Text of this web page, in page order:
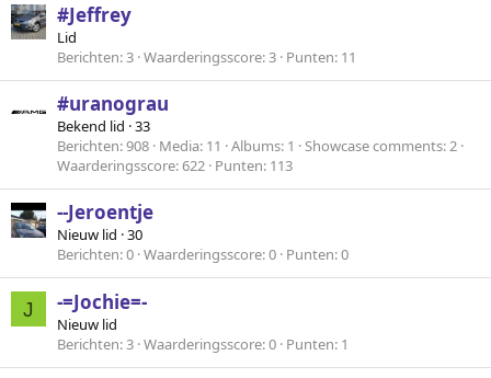
#Jeffrey
Lid
Berichten 3 Waarderingsscore 3 Punten 11
#uranograu
Bekend lid ·33
Berichten 908 Media 11 Albums 1 Showcase comments 2
Waarderingsscore 622 Punten 113
--Jeroentje
Nieuw lid ·30
Berichten 0 Waarderingsscore 0 Punten 0
J -=Jochie=-
Nieuw lid
Berichten 3 Waarderingsscore 0 Punten 1